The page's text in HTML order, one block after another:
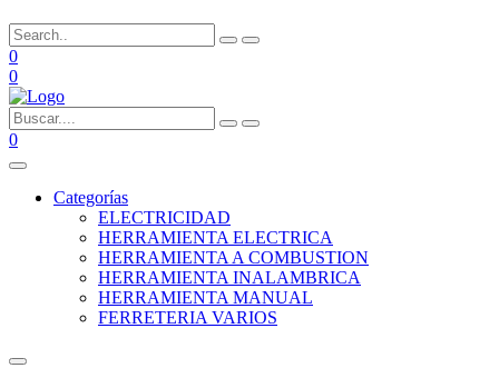
0
0
0
Categorías
ELECTRICIDAD
HERRAMIENTA ELECTRICA
HERRAMIENTA A COMBUSTION
HERRAMIENTA INALAMBRICA
HERRAMIENTA MANUAL
FERRETERIA VARIOS